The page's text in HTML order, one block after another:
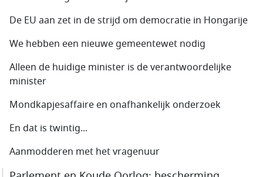
De EU aan zet in de strijd om democratie in Hongarije
We hebben een nieuwe gemeentewet nodig
Alleen de huidige minister is de verantwoordelijke
minister
Mondkapjesaffaire en onafhankelijk onderzoek
En dat is twintig...
Aanmodderen met het vragenuur